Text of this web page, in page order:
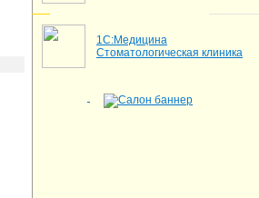
1С:Медицина
Стоматологическая клиника